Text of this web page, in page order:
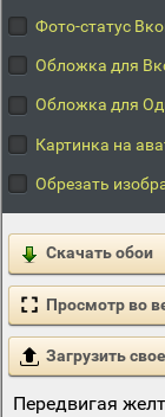
Фото-статус
Обложка для
Обложка для
Картинка на
Обрезать
Скачать обои
Просмотр во
Загрузить
Передвигая